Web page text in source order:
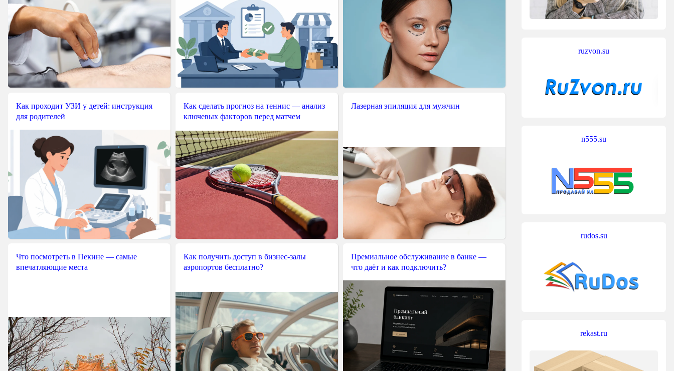
Как проходит УЗИ у детей: инструкция
для родителей
Как сделать прогноз на теннис — анализ
ключевых факторов перед матчем
Лазерная эпиляция для мужчин
Что посмотреть в Пекине — самые
впечатляющие места
Как получить доступ в бизнес-залы
аэропортов бесплатно?
Премиальное обслуживание в банке —
что даёт и как подключить?
ruzvon.su
n555.su
rudos.su
rekast.ru